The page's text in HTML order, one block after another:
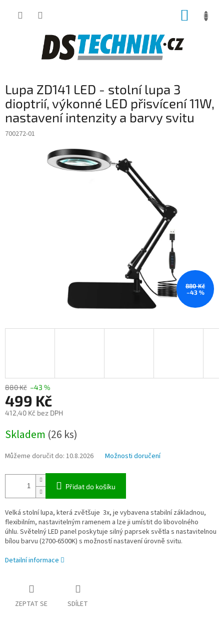
Lupa ZD141 LED - stolní lupa 3
dioptrií, výkonné LED přisvícení 11W,
nastavení intenzity a barvy svitu
700272-01
880 Kč
–43 %
880 Kč –43 %
499 Kč
412,40 Kč bez DPH
cena:
Skladem (26 ks)
Můžeme doručit do: 10.8.2026 Možnosti doručení
Přidat do košíku
Velká stolní lupa, která zvětšuje 3x, je vybavena stabilní základnou,
flexibilním, nastavitelným ramenem a lze ji umístit do libovolného
úhlu. Světelný LED panel poskytuje silný paprsek světla s nastavitelnou
bílou barvu (2700-6500K) s možností nastavení úrovně svitu.
Detailní informace
ZEPTAT SE SDÍLET